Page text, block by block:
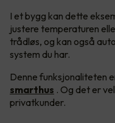
I et bygg kan dette
justere temperaturen
trådløs, og kan også
system du har.
Denne funksjonaliteten
smarthus . Og det er
privatkunder.